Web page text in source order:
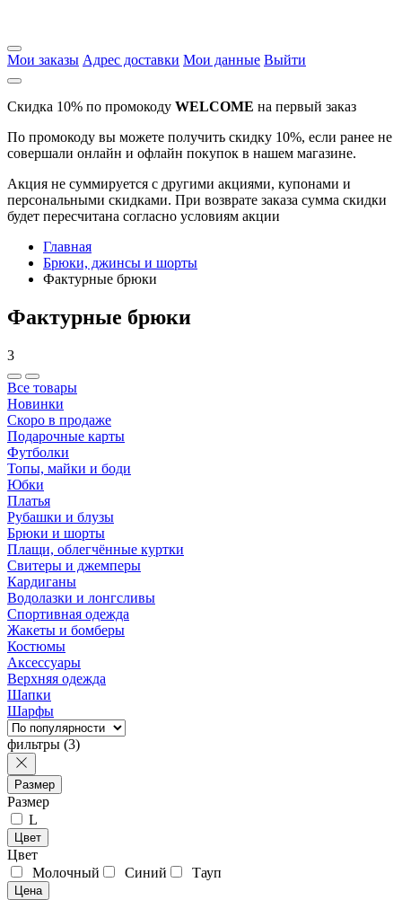
Мои заказы Адрес доставки Мои данные Выйти
Скидка 10% по промокоду WELCOME на первый заказ
По промокоду вы можете получить скидку 10%, если ранее не
совершали онлайн и офлайн покупок в нашем магазине.
Акция не суммируется с другими акциями, купонами и
персональными скидками. При возврате заказа сумма скидки
будет пересчитана согласно условиям акции
Главная
Брюки, джинсы и шорты
Фактурные брюки
Фактурные брюки
3
Все товары
Новинки
Скоро в продаже
Подарочные карты
Футболки
Топы, майки и боди
Юбки
Платья
Рубашки и блузы
Брюки и шорты
Плащи, облегчённые куртки
Свитеры и джемперы
Кардиганы
Водолазки и лонгсливы
Спортивная одежда
Жакеты и бомберы
Костюмы
Аксессуары
Верхняя одежда
Шапки
Шарфы
фильтры (3)
Размер
Размер
L
Цвет
Цвет
Молочный
Синий Тауп
Цена